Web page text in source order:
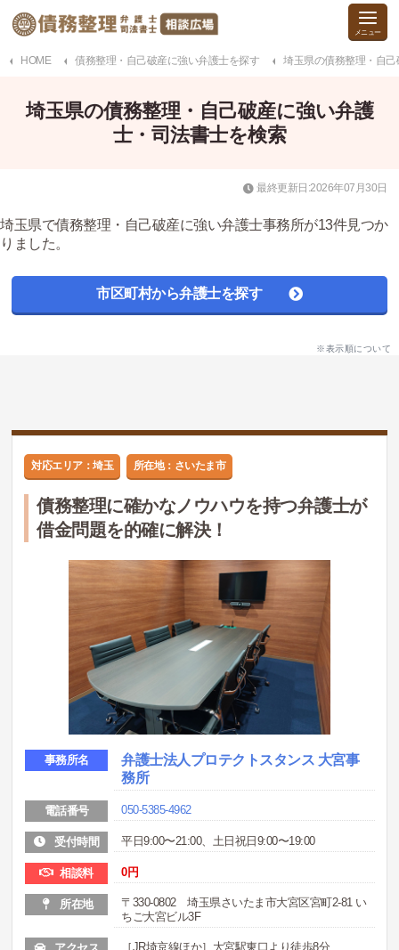
HOME 債務整理・自己破産に強い弁護士を探す 埼玉県の債務整理・自
埼玉県の債務整理・自己破産に強い弁護
士・司法書士を検索
最終更新日:2026年07月30日
埼玉県で債務整理・自己破産に強い弁護士事務所が13件見つか
りました。
市区町村から弁護士を探す
※表示順について
対応エリア：埼玉 所在地：さいたま市
債務整理に確かなノウハウを持つ弁護士が
借金問題を的確に解決！
事務所名
弁護士法人プロテクトスタンス 大宮事
務所
電話番号 050-5385-4962
受付時間 平日9:00〜21:00、土日祝日9:00〜19:00
相談料 0円
所在地
〒330-0802 埼玉県さいたま市大宮区宮町2-81 い
ちご大宮ビル3F
［JR埼京線ほか］大宮駅東口より徒歩8分